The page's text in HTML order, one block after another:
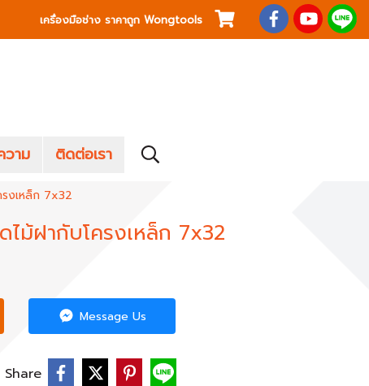
เครื่องมือช่าง ราคาถูก Wongtools
วาม ติดต่อเรา
งเหล็ก 7x32
ไม้ฝากับโครงเหล็ก 7x32
Message Us
Share